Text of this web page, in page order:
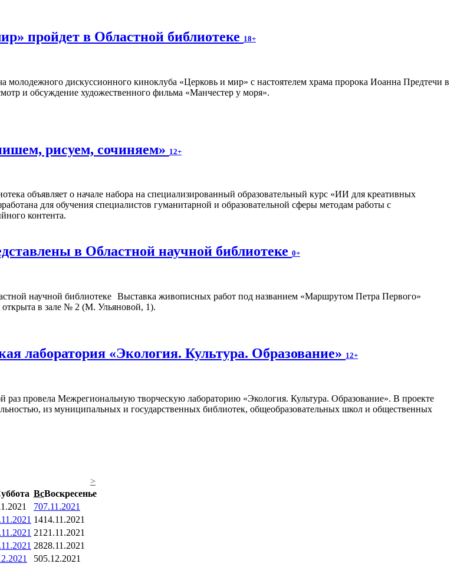
пройдет в Областной библиотеке 18+
молодежного дискуссионного киноклуба «Церковь и мир» с настоятелем храма пророка Иоанна Предтечи в
и обсуждение художественного фильма «Манчестер у моря».
рисуем, сочиняем» 12+
объявляет о начале набора на специализированный образовательный курс «ИИ для креативных
для обучения специалистов гуманитарной и образовательной сферы методам работы с
контента.
в Областной научной библиотеке 0+
Выставка живописных работ под названием «Маршрутом Петра Первого»
открыта в зале № 2 (М. Ульяновой, 1).
лаборатория «Экология. Культура. Образование» 12+
раз провела Межрегиональную творческую лабораторию «Экология. Культура. Образование». В проекте
из муниципальных и государственных библиотек, общеобразовательных школ и общественных
>
ВсВоскресенье
707.11.2021
1414.11.2021
21 21.11.2021
2828.11.2021
505.12.2021